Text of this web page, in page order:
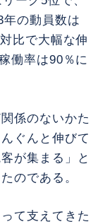
の動員数は
比で大幅な伸
働率は90％に
係のないかた
ぐんと伸びて
が集まる」と
のである。
て支えてきた